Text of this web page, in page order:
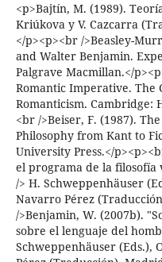
<p>Bajtín, M. (1989).
Kriúkova y V. Cazcarra
</p><p><br />Beasley-
and Walter Benjamin.
Palgrave Macmillan.</
Romantic Imperative. The
Romanticism. Cambridge:
<br />Beiser, F. (1987).
Philosophy from Kant to
University Press.</
el programa de la filosofía
/> H. Schweppenhäuser
Navarro Pérez
/>Benjamin, W. (2007b).
sobre el lenguaje del
Schweppenhäuser (Eds.),